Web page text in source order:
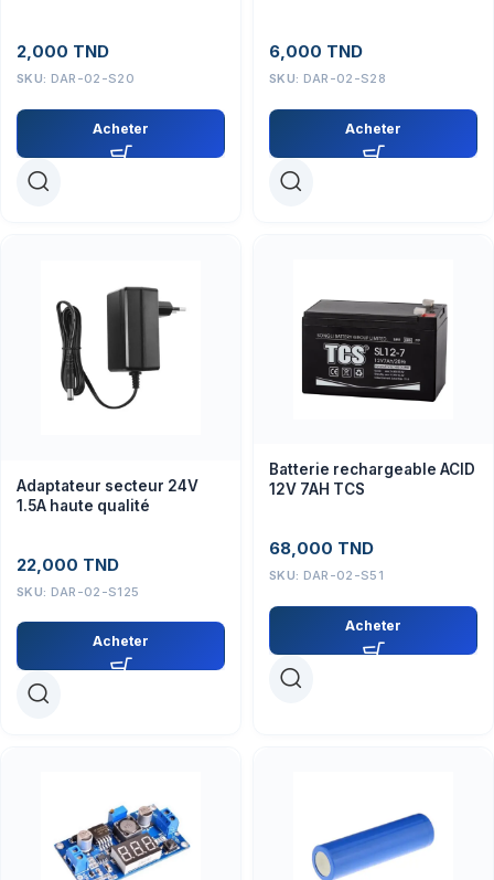
2,000 TND
SKU: DAR-02-S20
Acheter
6,000 TND
SKU: DAR-02-S28
Acheter
Adaptateur secteur 24V
1.5A haute qualité
22,000 TND
SKU: DAR-02-S125
Acheter
Batterie rechargeable ACID
12V 7AH TCS
68,000 TND
SKU: DAR-02-S51
Acheter